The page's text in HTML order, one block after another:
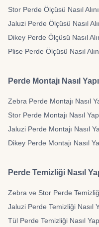
Stor Perde Ölçüsü Nasıl
Jaluzi Perde Ölçüsü Nasıl
Dikey Perde Ölçüsü Nasıl
Plise Perde Ölçüsü Nasıl
Perde Montajı Nasıl
Zebra Perde Montajı Nasıl
Stor Perde Montajı Nasıl
Jaluzi Perde Montajı Nasıl
Dikey Perde Montajı Nasıl
Perde Temizliği Nasıl
Zebra ve Stor Perde
Jaluzi Perde Temizliği Nasıl
Tül Perde Temizliği Nasıl